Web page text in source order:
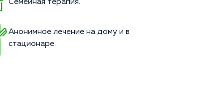
Семейная терапия.
Анонимное лечение на дому и в
стационаре.